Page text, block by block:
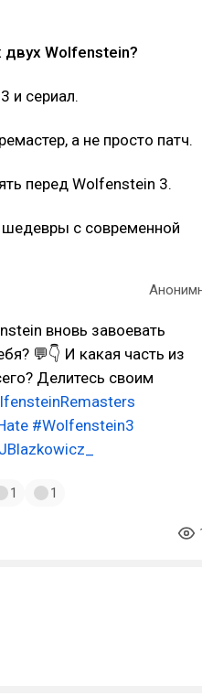
Wolfenstein?
и сериал.
а не просто патч.
перед Wolfenstein 3.
шедевры с современной
вновь завоевать
💬👇 И какая часть из
Делитесь своим
#Wolfenstein3
1 1